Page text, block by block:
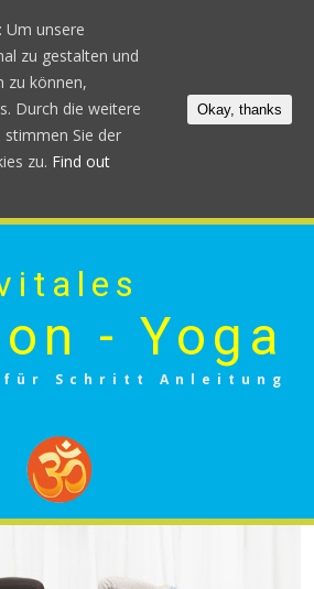
- Yoga
Schritt Anleitung
Um unsere
zu gestalten und
zu können,
Durch die weitere
Sie der
zu. Find out
Okay, thanks